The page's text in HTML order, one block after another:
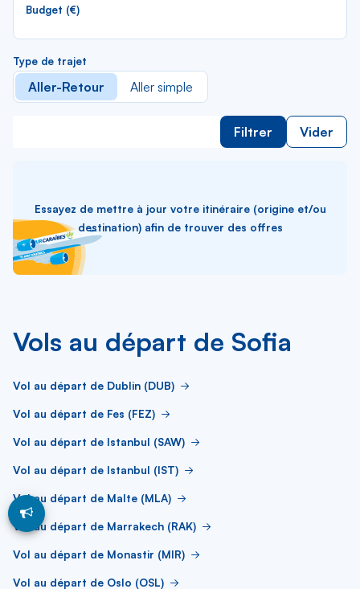
Budget (€)
Type de trajet
Aller-Retour Aller simple
Filtrer Vider
Essayez de mettre à jour votre itinéraire (origine et/ou
destination) afin de trouver des offres
Vols au départ de Sofia
Vol au départ de Dublin (DUB)
Vol au départ de Fes (FEZ)
Vol au départ de Istanbul (SAW)
Vol au départ de Istanbul (IST)
Vol au départ de Malte (MLA)
Vol au départ de Marrakech (RAK)
Vol au départ de Monastir (MIR)
Vol au départ de Oslo (OSL)